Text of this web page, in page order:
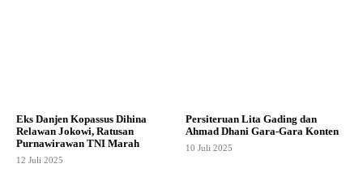
Eks Danjen Kopassus Dihina
Relawan Jokowi, Ratusan
Purnawirawan TNI Marah
12 Juli 2025
Persiteruan Lita Gading dan
Ahmad Dhani Gara-Gara Konten
10 Juli 2025